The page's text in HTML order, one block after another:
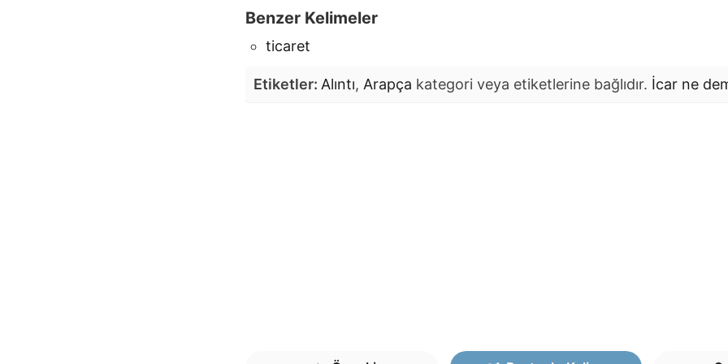
Benzer Kelimeler
ticaret
Etiketler: Alıntı, Arapça kategori veya etiketlerine bağlıdır. İcar ne